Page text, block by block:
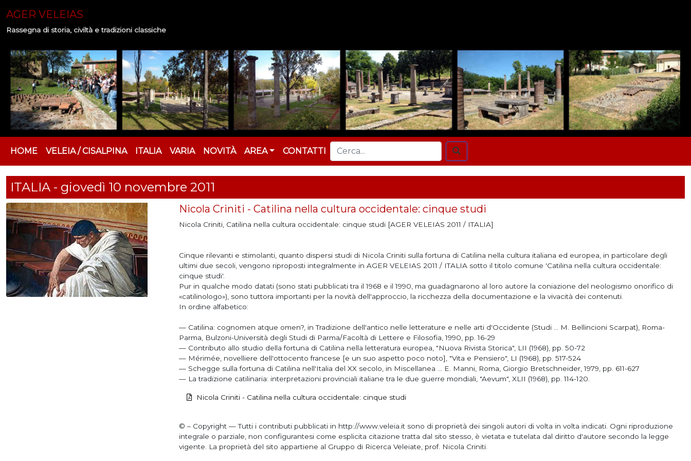
AGER VELEIAS
Rassegna di storia, civiltà e tradizioni classiche
HOME VELEIA / CISALPINA ITALIA VARIA NOVITÀ AREA CONTATTI
ITALIA - giovedì 10 novembre 2011
Nicola Criniti - Catilina nella cultura occidentale: cinque studi
Nicola Criniti, Catilina nella cultura occidentale: cinque studi [AGER VELEIAS 2011 / ITALIA]
Cinque rilevanti e stimolanti, quanto dispersi studi di Nicola Criniti sulla fortuna di Catilina nella cultura italiana ed europea, in particolare degli
ultimi due secoli, vengono riproposti integralmente in AGER VELEIAS 2011 / ITALIA sotto il titolo comune 'Catilina nella cultura occidentale:
cinque studi'.
Pur in qualche modo datati (sono stati pubblicati tra il 1968 e il 1990, ma guadagnarono al loro autore la coniazione del neologismo onorifico di
«catilinologo»), sono tuttora importanti per la novità dell'approccio, la ricchezza della documentazione e la vivacità dei contenuti.
In ordine alfabetico:
— Catilina: cognomen atque omen?, in Tradizione dell'antico nelle letterature e nelle arti d'Occidente (Studi ... M. Bellincioni Scarpat), Roma-
Parma, Bulzoni-Università degli Studi di Parma/Facoltà di Lettere e Filosofia, 1990, pp. 16-29
— Contributo allo studio della fortuna di Catilina nella letteratura europea, "Nuova Rivista Storica", LII (1968), pp. 50-72
— Mérimée, novelliere dell'ottocento francese [e un suo aspetto poco noto], "Vita e Pensiero", LI (1968), pp. 517-524
— Schegge sulla fortuna di Catilina nell'Italia del XX secolo, in Miscellanea ... E. Manni, Roma, Giorgio Bretschneider, 1979, pp. 611-627
— La tradizione catilinaria: interpretazioni provinciali italiane tra le due guerre mondiali, "Aevum", XLII (1968), pp. 114-120.
Nicola Criniti - Catilina nella cultura occidentale: cinque studi
© – Copyright — Tutti i contributi pubblicati in http://www.veleia.it sono di proprietà dei singoli autori di volta in volta indicati. Ogni riproduzione
integrale o parziale, non configurantesi come esplicita citazione tratta dal sito stesso, è vietata e tutelata dal diritto d'autore secondo la legge
vigente. La proprietà del sito appartiene al Gruppo di Ricerca Veleiate, prof. Nicola Criniti.